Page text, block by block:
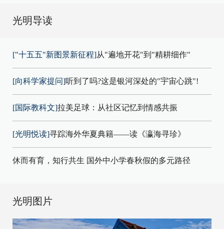
光明导读
["十五五"新图景新征程]从"遍地开花"到"精耕细作"
[向科学家提问]听到了吗?这是银河深处的"宇宙心跳"!
[国际教科文]拉美足球：从社区记忆到情感共振
[光明悦读]寻踪海外华夏典籍——读《瀛海寻珍》
休而有育，知行共生 国外中小学春秋假的多元路径
光明图片